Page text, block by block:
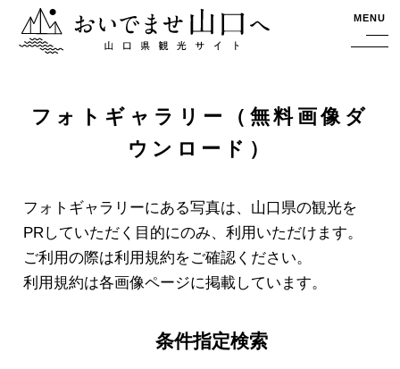
おいでませ山口へー山口県観光サイト MENU
フォトギャラリー（無料画像ダ
ウンロード）
フォトギャラリーにある写真は、山口県の観光を
PRしていただく目的にのみ、利用いただけます。
ご利用の際は利用規約をご確認ください。
利用規約は各画像ページに掲載しています。
条件指定検索